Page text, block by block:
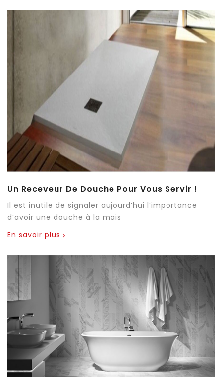
Un Receveur De Douche Pour Vous Servir !
Il est inutile de signaler aujourd’hui l’importance
d’avoir une douche à la mais
En savoir plus